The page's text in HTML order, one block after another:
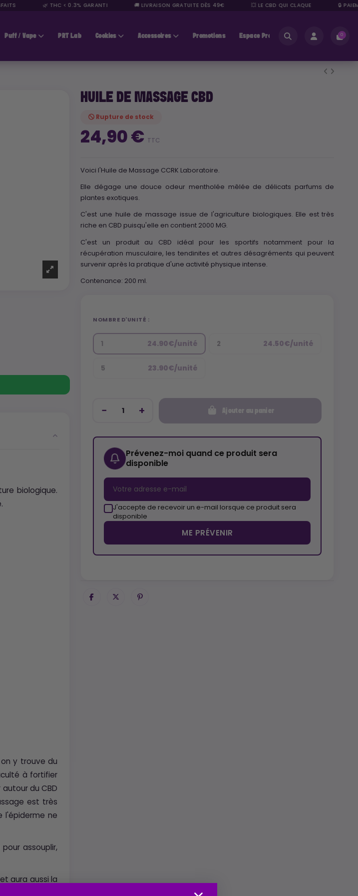
🌿 THC < 0.3% GARANTI 🚚 LIVRAISON GRATUITE DÈS 49€ 💥 LE CBD QUI CLAQUE 🔒
Puff / Vape PRT Lab Cookies Accessoires Promotions Espace Pros 0
biologique.
y trouve du
à fortifier
du CBD
est très
l'épiderme ne
assouplir,
aura aussi la
HUILE DE MASSAGE CBD
Rupture de stock
24,90 € TTC
Voici l'Huile de Massage CCRK Laboratoire.
Elle dégage une douce odeur mentholée mêlée de délicats parfums de
plantes exotiques.
C'est une huile de massage issue de l'agriculture biologiques. Elle est très
riche en CBD puisqu'elle en contient 2000 MG.
C'est un produit au CBD idéal pour les sportifs notamment pour la
récupération musculaire, les tendinites et autres désagréments qui peuvent
survenir après la pratique d'une activité physique intense.
Contenance: 200 ml.
NOMBRE D'UNITÉ :
1 24.90€/unité 2 24.50€/unité
5 23.90€/unité
Ajouter au panier
Prévenez-moi quand ce produit sera
disponible
J'accepte de recevoir un e-mail lorsque ce produit sera
disponible
ME PRÉVENIR